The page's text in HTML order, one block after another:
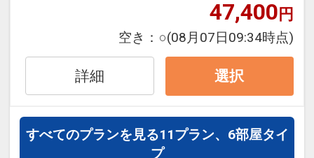
パークで見た夢の続きを是非このホテル
○画像は一例です。お部屋のデザインは
■お部屋■
47,400円
空き： ○(08月07日09:34時点)
詳細 選択
すべてのプランを見る11プラン、6部屋タイ
プ